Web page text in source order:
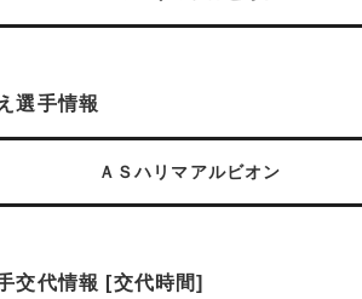
選手情報
ＡＳハリマアルビオン
交代情報 [交代時間]